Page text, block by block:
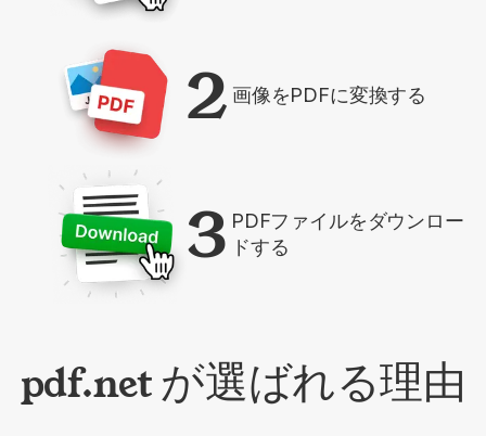
2 画像をPDFに変換する
3 PDFファイルをダウンロー
ドする
pdf.net が選ばれる理由